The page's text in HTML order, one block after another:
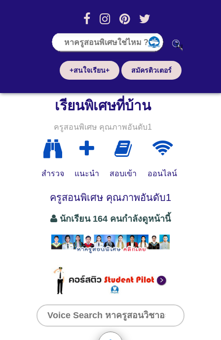
+สนใจเรียน+ สมัครติวเตอร์
เรียนพิเศษที่บ้าน
ครูสอนพิเศษ คุณภาพอันดับ1
สำรวจ แนะนำ สอบเข้า ออนไลน์
ครูสอนพิเศษ คุณภาพอันดับ1
นักเรียน 164 คนกำลังดูหน้านี้